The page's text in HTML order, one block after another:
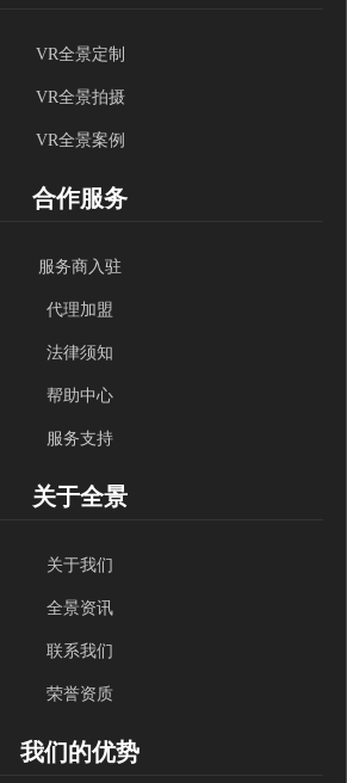
VR全景定制
VR全景拍摄
VR全景案例
合作服务
服务商入驻
代理加盟
法律须知
帮助中心
服务支持
关于全景
关于我们
全景资讯
联系我们
荣誉资质
我们的优势